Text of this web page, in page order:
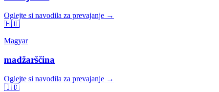
Oglejte si navodila za prevajanje →
🇭🇺
Magyar
madžarščina
Oglejte si navodila za prevajanje →
🇮🇩